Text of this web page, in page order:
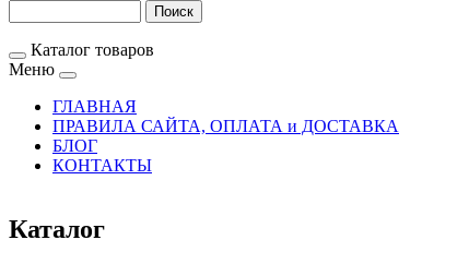
Каталог товаров
Меню
ГЛАВНАЯ
ПРАВИЛА САЙТА, ОПЛАТА и ДОСТАВКА
БЛОГ
КОНТАКТЫ
Каталог